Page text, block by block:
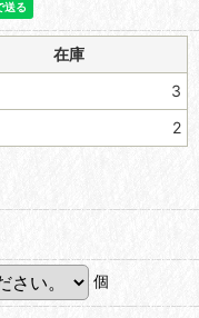
在庫
3
2
個